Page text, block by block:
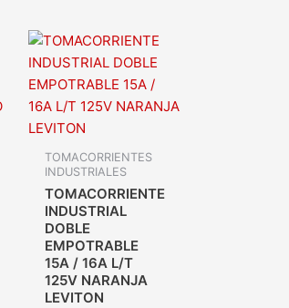
TOMACORRIENTES
INDUSTRIALES
TOMACORRIENTE
INDUSTRIAL
DOBLE
EMPOTRABLE
15A / 16A L/T
125V NARANJA
LEVITON